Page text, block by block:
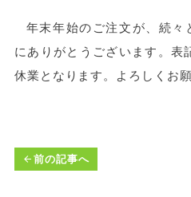
年末年始のご注文が、続々
にありがとうございます。表
休業となります。よろしくお
arrow_back 前の記事へ